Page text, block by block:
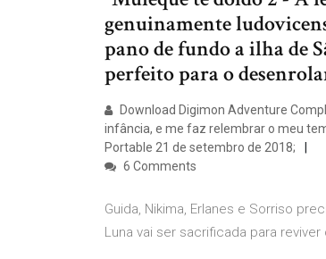
genuinamente
pano de fundo a ilha de
perfeito para o
Download Digimon Adventure
infância, e me faz relembrar o meu
Portable 21 de setembro de 2018;
6 Comments
Guida, Nikima, Erlanes e Sorriso
Luna vai ser sacrificada para